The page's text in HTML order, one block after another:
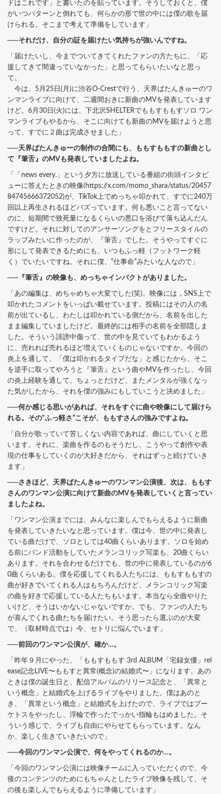
ドはこれです」と書いたのを貼っています。そうしておくと、僕
がいつバターンと倒れても、何らかの形で世の中には僕の歌を届
けられる。そこまで考えて準備をしています」
──それだけ、自分の証を届けたい気持ちが強いんですね。
「届けたいし、今までついてきてくれたファンの方たちに、「応
援してきて間違っていなかった」と思ってもらいたいなと思っ
て。
今は、5月25日(月)に渋谷O-Crestで行う、天界ばたんきゅーのワ
ンマンライブに向けて、二週間おきに新曲のMVを発表しています
けど。6月30日(火)には、下北沢SHELTERでももすももすソロ ワン
マンライブもやるから、そこに向けても新曲のMVを届けようと思
って、すでに２曲は完成させました」
──天界ばたんきゅーの制作の合間にも、ももすももすの新曲とし
て『筆舌』のMVも発表していましたよね。
「「news every.」という夕方に放送している番組の街頭インタビ
ューに答えたときの映像(https://x.com/momo_shara/status/20457
84745666372052)が、TikTok上でめっちゃ叩かれて、すでに240万
回以上再生されるほどバズっています。何も悪いこと言ってない
のに、短期間で致死量になるくらいの悪口を浴びて落ち込んだん
ですけど。それに対してのアンサーソングをとフリースタイルの
ラップみたいに作ったのが、『筆舌』でした。そうやってすぐに
形にして発表できるためにも、いつもふっ軽（フットワーク軽
く）でいたいですね。それに僕、”仕事命”みたいな人なので」
──『筆舌』の映像も、めっちゃインパクトがありました。
「あの編集は、めちゃめちゃ大変でした(笑)。映像には，SNS上で
叩かれたコメントをいっぱい載せています。投稿にはその人の名
前が出ているし、わたしは叩かれている側だから、名前を出した
まま編集していましたけど。最終的には相手の名前を全部隠しま
した。そういう誹謗中傷って、世の中を見ていてもわかるよう
に、売れれば売れるほど増えていくものじゃないですか。今回の
炎上を通して、「僕は叩かれるタイプだな」と感じたから、そこ
を逆手に取ってやろうと『筆舌』という曲やMVを作ったし、今回
の炎上経験を通して、ちょっとだけど、またメンタルが強くなっ
た気がしたから、それを僕の強みにもしていこうと決めました」
──何か感じる思いがあれば、それをすぐに曲や映像にして届けら
れる。その"ふっ軽さ”こそが、ももすさんの強みですよね。
「自分が歌っていて苦しくない内容であれば、曲にしていくと思
います。それに、楽曲を作るのもそうだし、こうやって創作や表
現の仕事をしていくのが大好きだから、それはずっと続けていき
ます」
──さきほど、天界ばたんきゅーのワンマン公演後、次は、ももす
さんのワンマン公演に向けて新曲のMVを発表していくと言ってい
ましたよね。
「ワンマン公演までには、みんなに楽しんでもらえるように新曲
を発表していきたいなと思っています。僕は今、世の中に発表し
ている曲だけで、ソロとしては40曲くらいあります。ソロを始め
る前にバンド活動をしていたメランコリック写楽も、20曲くらい
あります。それを合わせるだけでも、世の中に発表しているのが6
0曲くらいある。僕を応援してくれる人たちには、ももすももすの
曲が好きでいてくれる人はもちろんだけど、メランコリック写楽
の曲を好きで応援している人たちもいます。本当なら全曲やりた
いけど、そうはいかないじゃないですか。でも、ファンの人たち
が喜んでくれる曲たちを届けたい。そう思ったら選ぶのが大変
で、（取材時点では）今、セトリに悩んでいます」
──前回のワンマン公演が、確か…。
「昨年９月にやった、「ももすももす 3rd ALBUM「宅録女優」rel
ease記念LIVE〜ももすと異常(概念)の結婚式〜」になります。あの
ときは僕の誕生日と、配信アルバムのリリース記念と、「異常と
いう概念」と結婚式を上げるライブをやりました。僕はあのと
き、「異常という概念」と結婚式を上げたので、ライブではブー
ケトスをやったし、浮輪で作ったでっかい指輪もはめました。そ
ういう感じで、ライブも自由にやらせてもらっています。なん
か、楽しく生きていきたいので」
──今回のワンマン公演で、何をやってくれるのか…。
「今回のワンマン公演には映像チームに入っていただくので、今
後のコンテンツのためにもちゃんとしたライブ映像を残して、そ
の後も楽しんでもらえるように準備しています」